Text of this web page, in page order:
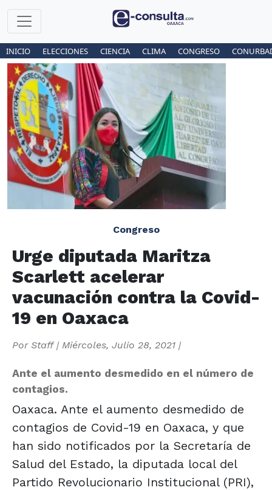
INICIO ELECCIONES CIENCIA CLIMA CONGRESO
Congreso
Urge diputada Maritza
Scarlett acelerar
vacunación contra la Covid-
19 en Oaxaca
Por Staff| Miércoles, Julio 28, 2021 |
Ante el aumento desmedido en el número de
contagios.
Oaxaca. Ante el aumento desmedido de
contagios de Covid-19 en Oaxaca, y que
han sido notificados por la Secretaría de
Salud del Estado, la diputada local del
Partido Revolucionario Institucional (PRI),